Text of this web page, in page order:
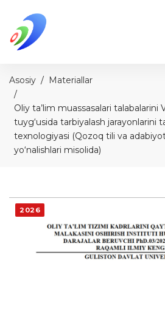
Asosiy Materiallar
Oliy ta’lim muassasalari
tuyg‘usida tarbiyalash jarayonlarini
texnologiyasi (Qozoq tili va
yo‘nalishlari misolida)
2026